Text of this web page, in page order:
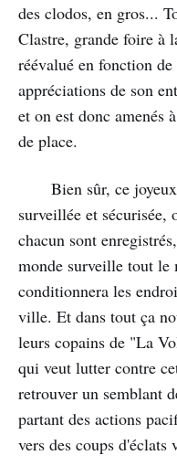
des clodos, en gros...
Clastre, grande foire à
réévalué en fonction
appréciations de son
et on est donc amenés
de place.
Bien sûr, ce
surveillée et sécurisée,
chacun sont
monde surveille tout le
conditionnera les
ville. Et dans tout ça
leurs copains de "La
qui veut lutter contre
retrouver un semblant
partant des actions
vers des coups d'éclats